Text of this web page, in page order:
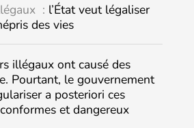
: l’État veut légaliser
des vies
illégaux ont causé des
Pourtant, le gouvernement
a posteriori ces
et dangereux